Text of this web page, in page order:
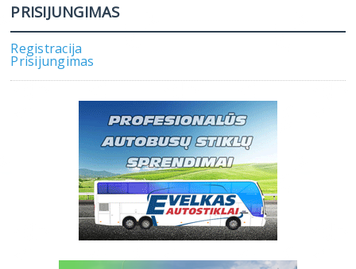
PRISIJUNGIMAS
Registracija
Prisijungimas